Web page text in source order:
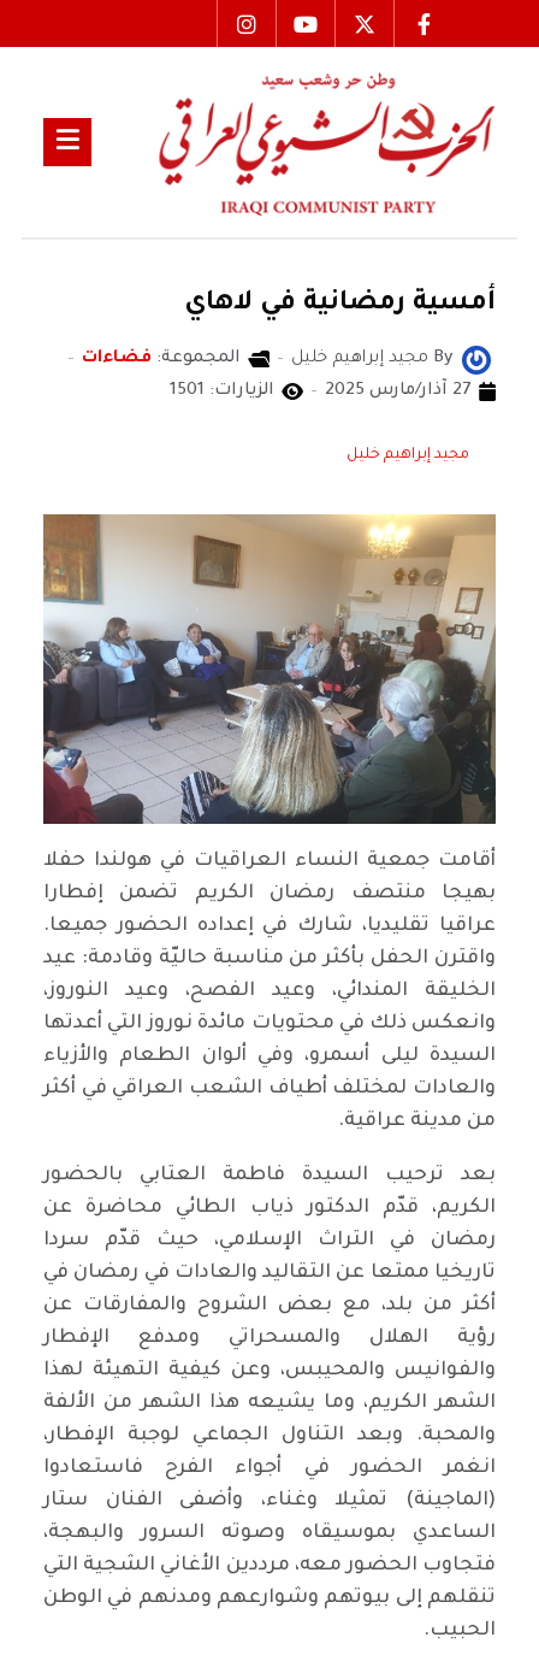
أمسية رمضانية في لاهاي
By مجيد إبراهيم خليل المجموعة: فضاءات
27 آذار/مارس 2025
الزيارات: 1501
مجيد إبراهيم خليل
أقامت جمعية النساء العراقيات في هولندا حفلا
بهيجا منتصف رمضان الكريم تضمن إفطارا
عراقيا تقليديا، شارك في إعداده الحضور جميعا.
واقترن الحفل بأكثر من مناسبة حاليّة وقادمة: عيد
الخليقة المندائي، وعيد الفصح، وعيد النوروز،
وانعكس ذلك في محتويات مائدة نوروز التي أعدتها
السيدة ليلى أسمرو، وفي ألوان الطعام والأزياء
والعادات لمختلف أطياف الشعب العراقي في أكثر
من مدينة عراقية.
بعد ترحيب السيدة فاطمة العتابي بالحضور
الكريم، قدّم الدكتور ذياب الطائي محاضرة عن
رمضان في التراث الإسلامي، حيث قدّم سردا
تاريخيا ممتعا عن التقاليد والعادات في رمضان في
أكثر من بلد، مع بعض الشروح والمفارقات عن
رؤية الهلال والمسحراتي ومدفع الإفطار
والفوانيس والمحيبس، وعن كيفية التهيئة لهذا
الشهر الكريم، وما يشيعه هذا الشهر من الألفة
والمحبة. وبعد التناول الجماعي لوجبة الإفطار،
انغمر الحضور في أجواء الفرح فاستعادوا
(الماجينة) تمثيلا وغناء، وأضفى الفنان ستار
الساعدي بموسيقاه وصوته السرور والبهجة،
فتجاوب الحضور معه، مرددين الأغاني الشجية التي
تنقلهم إلى بيوتهم وشوارعهم ومدنهم في الوطن
الحبيب.